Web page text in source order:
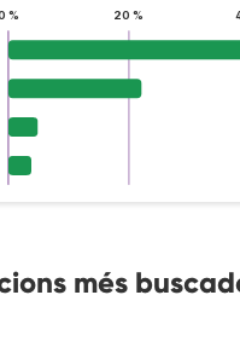
% 20 %
més